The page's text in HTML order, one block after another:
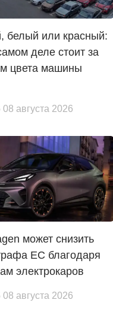
белый или красный:
деле стоит за
цвета машины
08 августа 2026
может снизить
ЕС благодаря
электрокаров
08 августа 2026